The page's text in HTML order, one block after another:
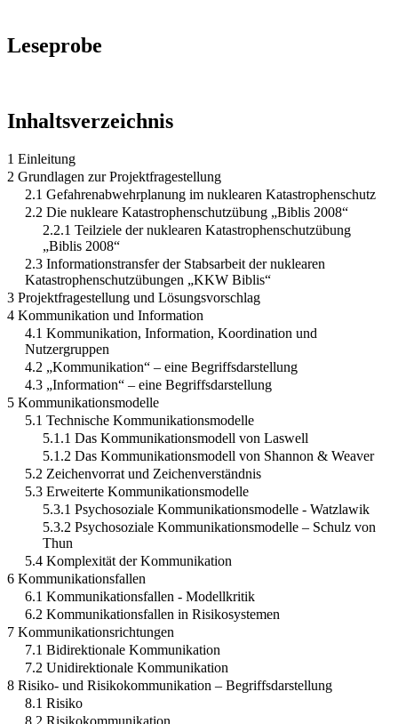
Leseprobe
Inhaltsverzeichnis
1 Einleitung
2 Grundlagen zur Projektfragestellung
2.1 Gefahrenabwehrplanung im nuklearen Katastrophenschutz
2.2 Die nukleare Katastrophenschutzübung „Biblis 2008“
2.2.1 Teilziele der nuklearen Katastrophenschutzübung
„Biblis 2008“
2.3 Informationstransfer der Stabsarbeit der nuklearen
Katastrophenschutzübungen „KKW Biblis“
3 Projektfragestellung und Lösungsvorschlag
4 Kommunikation und Information
4.1 Kommunikation, Information, Koordination und
Nutzergruppen
4.2 „Kommunikation“ – eine Begriffsdarstellung
4.3 „Information“ – eine Begriffsdarstellung
5 Kommunikationsmodelle
5.1 Technische Kommunikationsmodelle
5.1.1 Das Kommunikationsmodell von Laswell
5.1.2 Das Kommunikationsmodell von Shannon & Weaver
5.2 Zeichenvorrat und Zeichenverständnis
5.3 Erweiterte Kommunikationsmodelle
5.3.1 Psychosoziale Kommunikationsmodelle - Watzlawik
5.3.2 Psychosoziale Kommunikationsmodelle – Schulz von
Thun
5.4 Komplexität der Kommunikation
6 Kommunikationsfallen
6.1 Kommunikationsfallen - Modellkritik
6.2 Kommunikationsfallen in Risikosystemen
7 Kommunikationsrichtungen
7.1 Bidirektionale Kommunikation
7.2 Unidirektionale Kommunikation
8 Risiko- und Risikokommunikation – Begriffsdarstellung
8.1 Risiko
8.2 Risikokommunikation